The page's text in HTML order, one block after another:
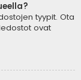
tyypit. Ota
ovat